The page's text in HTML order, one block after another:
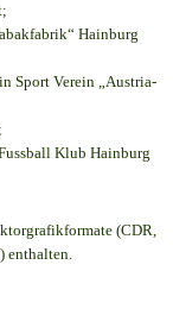
Hainburg
Sport Verein „Austria-
Klub Hainburg
(CDR,
enthalten.